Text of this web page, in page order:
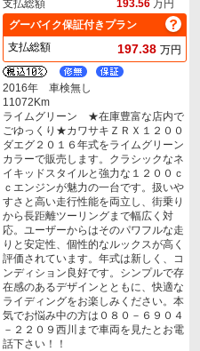
支払総額
193.56 万円
グーバイク保証付きプラン
支払総額
197.38 万円
2016年 車検無し
11072Km
ライムグリーン ★在庫豊富な店内で
ごゆっくり★カワサキＺＲＸ１２００
ダエグ２０１６年式をライムグリーン
カラーで販売します。クラシックなネ
イキッドスタイルと強力な１２００ｃ
ｃエンジンが魅力の一台です。扱いや
すさと高い走行性能を両立し、街乗り
から長距離ツーリングまで幅広く対
応。ユーザーからはそのパワフルな走
りと安定性、個性的なルックスが高く
評価されています。年式は新しく、コ
ンディション良好です。シンプルで存
在感のあるデザインとともに、快適な
ライディングをお楽しみください。本
気でお悩み中の方は０８０－６９０４
－２２０９西川まで車両を見たとお電
話下さい！！